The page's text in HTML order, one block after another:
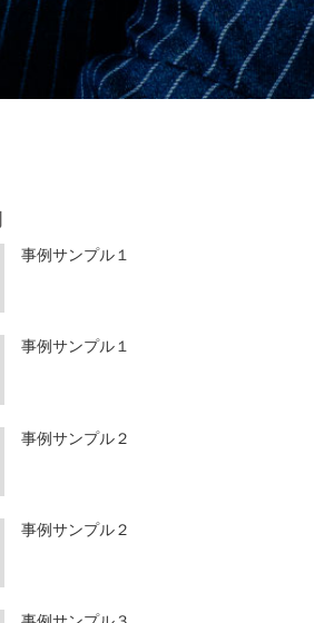
事例サンプル１
事例サンプル１
事例サンプル２
事例サンプル２